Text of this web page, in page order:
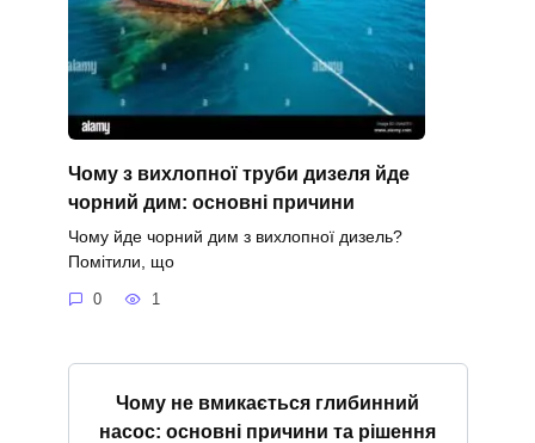
Чому з вихлопної труби дизеля йде
чорний дим: основні причини
Чому йде чорний дим з вихлопної дизель?
Помітили, що
0 1
Чому не вмикається глибинний
насос: основні причини та рішення